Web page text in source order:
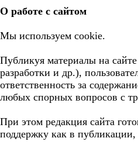
О работе с сайтом
Мы используем cookie.
Публикуя материалы на
разработки и др.),
ответственность за
любых спорных вопросов с
При этом редакция сайта
поддержку как в публикации,